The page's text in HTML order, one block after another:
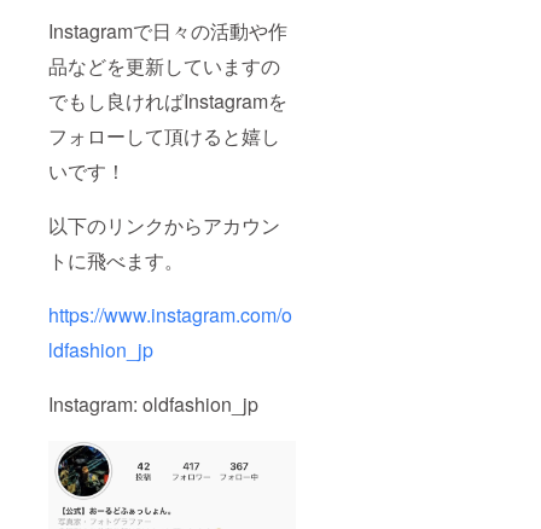
Instagramで日々の活動や作
品などを更新していますの
でもし良ければInstagramを
フォローして頂けると嬉し
いです！
以下のリンクからアカウン
トに飛べます。
https://www.instagram.com/o
ldfashion_jp
Instagram: oldfashion_jp